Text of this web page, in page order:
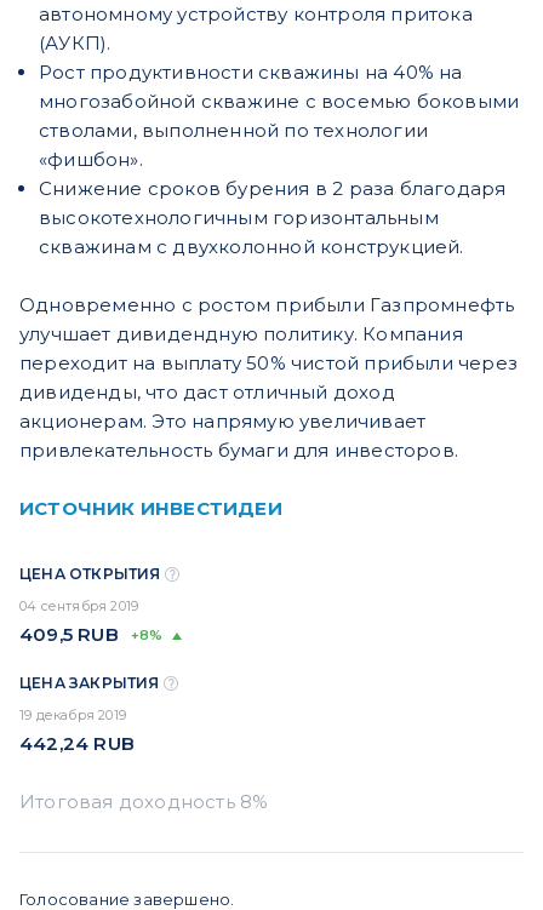
автономному устройству контроля притока
(АУКП).
Рост продуктивности скважины на 40% на
многозабойной скважине с восемью боковыми
стволами, выполненной по технологии
«фишбон».
Снижение сроков бурения в 2 раза благодаря
высокотехнологичным горизонтальным
скважинам с двухколонной конструкцией.
Одновременно с ростом прибыли Газпромнефть
улучшает дивидендную политику. Компания
переходит на выплату 50% чистой прибыли через
дивиденды, что даст отличный доход
акционерам. Это напрямую увеличивает
привлекательность бумаги для инвесторов.
ИСТОЧНИК ИНВЕСТИДЕИ
ЦЕНА ОТКРЫТИЯ
04 сентября 2019
409,5 RUB +8%
ЦЕНА ЗАКРЫТИЯ
19 декабря 2019
442,24 RUB
Голосование завершено.